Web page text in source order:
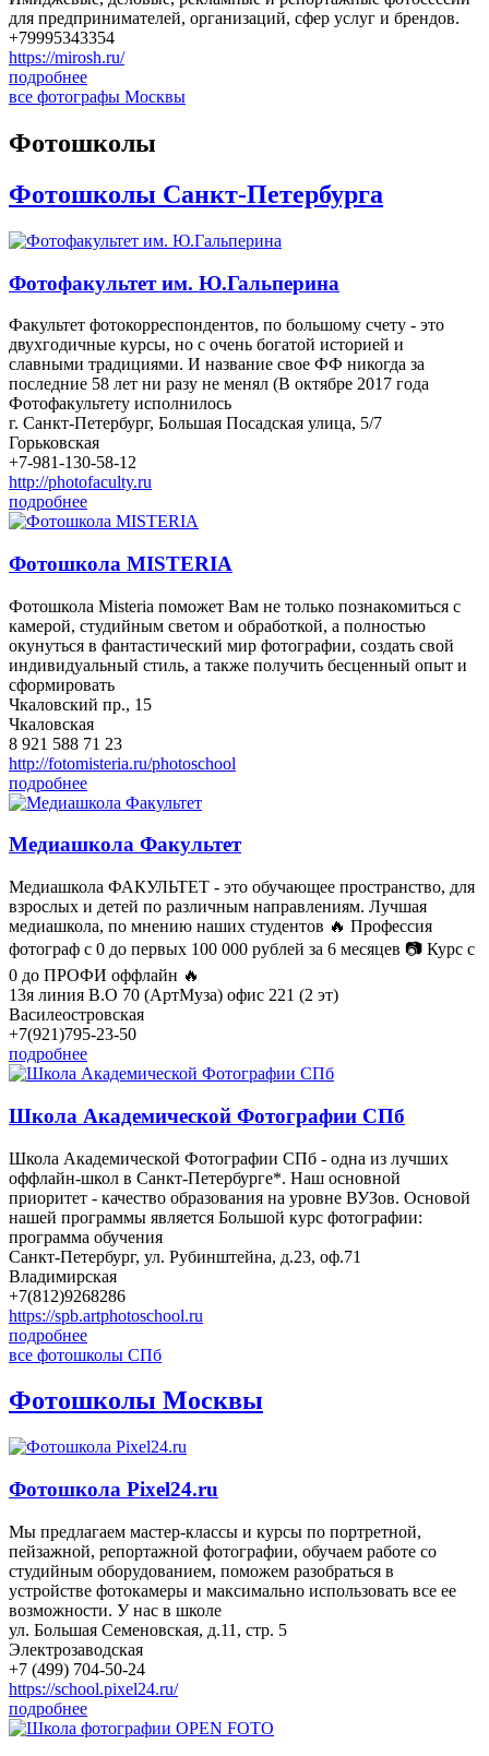
для предпринимателей, организаций, сфер услуг и брендов.
+79995343354
https://mirosh.ru/
подробнее
все фотографы Москвы
Фотошколы
Фотошколы Санкт-Петербурга
Фотофакультет им. Ю.Гальперина
Факультет фотокорреспондентов, по большому счету - это
двухгодичные курсы, но с очень богатой историей и
славными традициями. И название свое ФФ никогда за
последние 58 лет ни разу не менял (В октябре 2017 года
Фотофакультету исполнилось
г. Санкт-Петербург, Большая Посадская улица, 5/7
Горьковская
+7-981-130-58-12
http://photofaculty.ru
подробнее
Фотошкола MISTERIA
Фотошкола Misteria поможет Вам не только познакомиться с
камерой, студийным светом и обработкой, а полностью
окунуться в фантастический мир фотографии, создать свой
индивидуальный стиль, а также получить бесценный опыт и
сформировать
Чкаловский пр., 15
Чкаловская
8 921 588 71 23
http://fotomisteria.ru/photoschool
подробнее
Медиашкола Факультет
Медиашкола ФАКУЛЬТЕТ - это обучающее пространство, для
взрослых и детей по различным направлениям. Лучшая
медиашкола, по мнению наших студентов 🔥 Профессия
фотограф с 0 до первых 100 000 рублей за 6 месяцев 📷 Курс с
0 до ПРОФИ оффлайн 🔥
13я линия В.О 70 (АртМуза) офис 221 (2 эт)
Василеостровская
+7(921)795-23-50
подробнее
Школа Академической Фотографии СПб
Школа Академической Фотографии СПб - одна из лучших
оффлайн-школ в Санкт-Петербурге*. Наш основной
приоритет - качество образования на уровне ВУЗов. Основой
нашей программы является Большой курс фотографии:
программа обучения
Санкт-Петербург, ул. Рубинштейна, д.23, оф.71
Владимирская
+7(812)9268286
https://spb.artphotoschool.ru
подробнее
все фотошколы СПб
Фотошколы Москвы
Фотошкола Pixel24.ru
Мы предлагаем мастер-классы и курсы по портретной,
пейзажной, репортажной фотографии, обучаем работе со
студийным оборудованием, поможем разобраться в
устройстве фотокамеры и максимально использовать все ее
возможности. У нас в школе
ул. Большая Семеновская, д.11, стр. 5
Электрозаводская
+7 (499) 704-50-24
https://school.pixel24.ru/
подробнее